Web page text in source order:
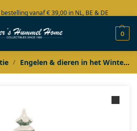
vanaf € 39,00 in NL, BE & DE
collectie in voorraad
0
/ Engelen & dieren in het Winterbos